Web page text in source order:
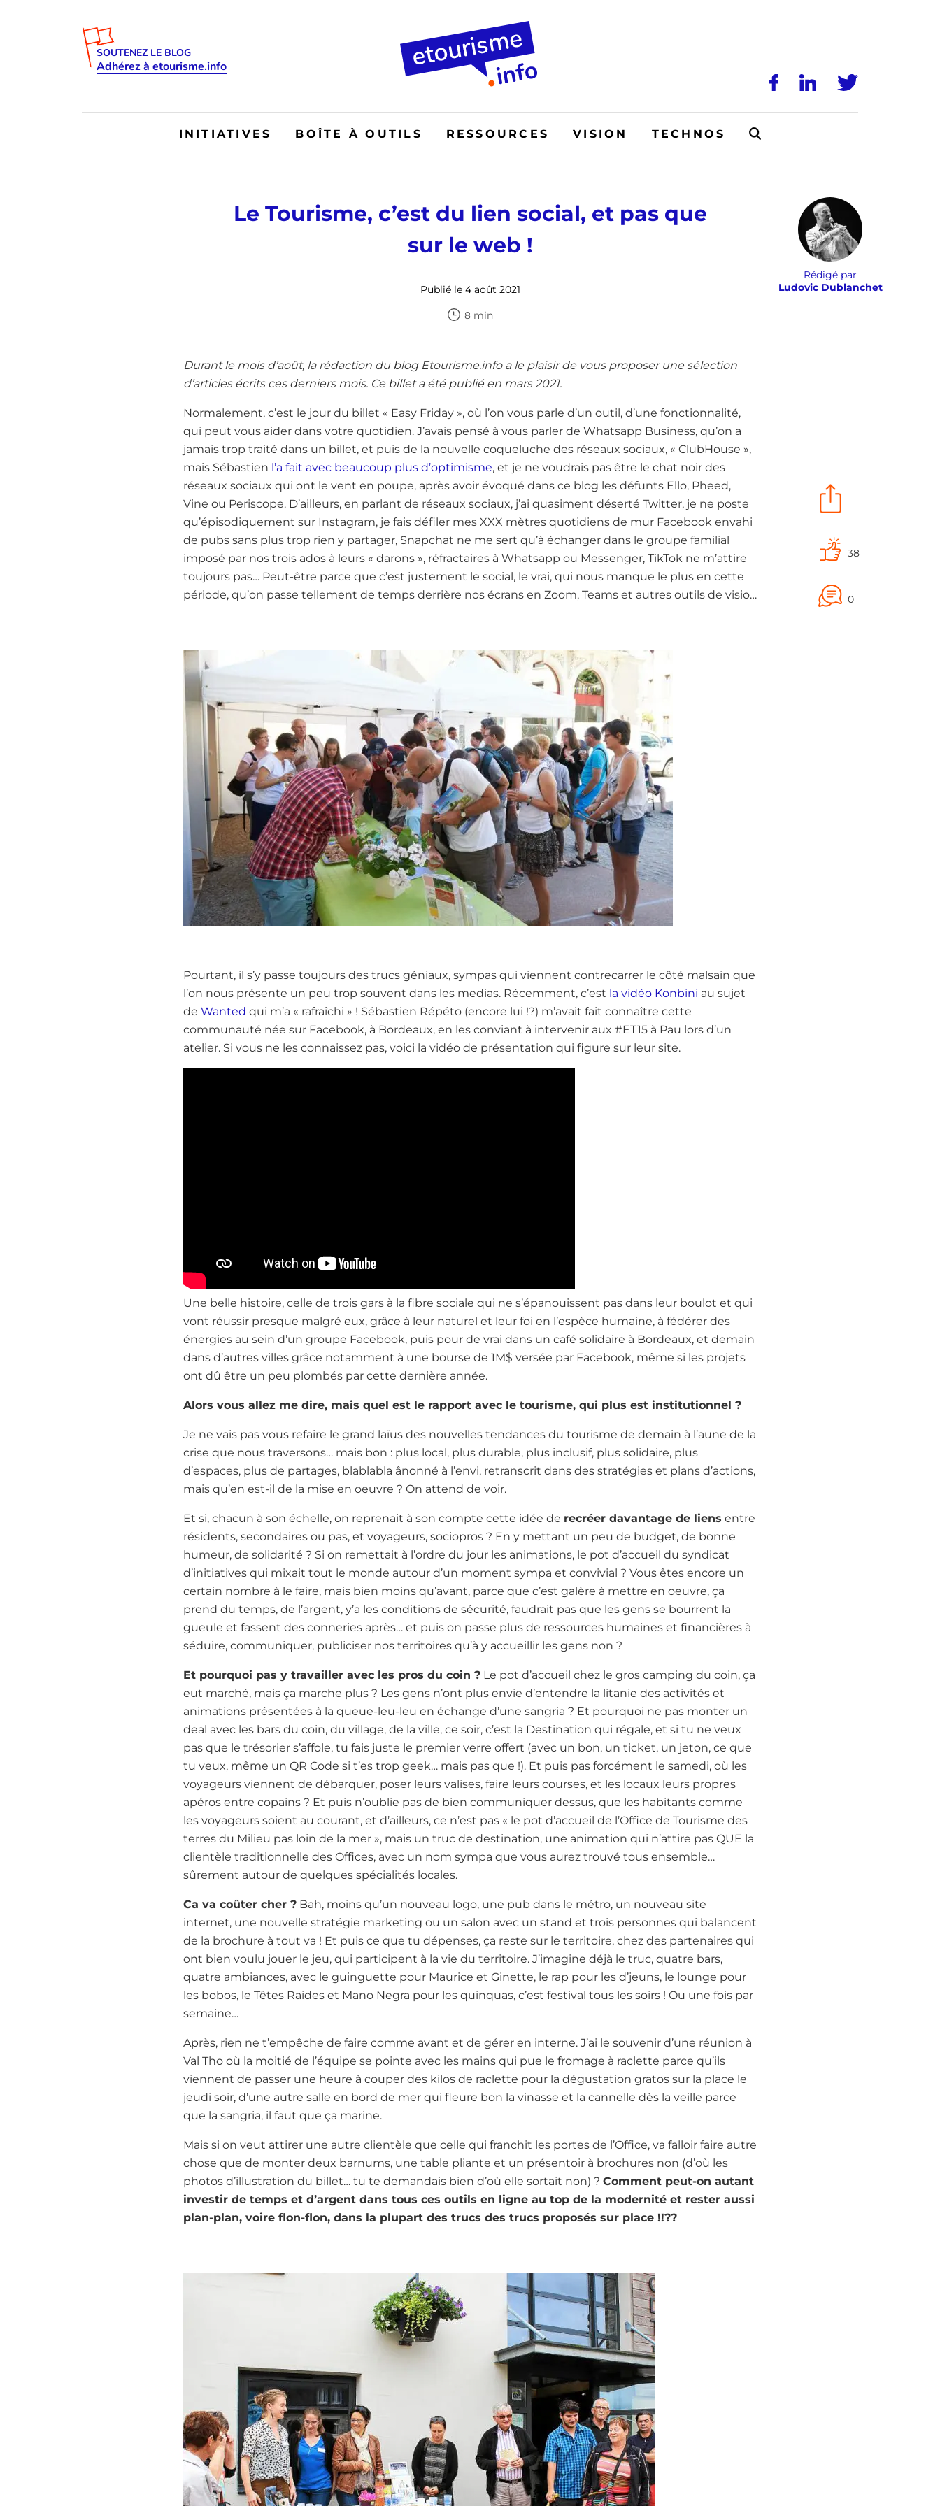
SOUTENEZ LE BLOG
Adhérez à etourisme.info
INITIATIVES BOÎTE À OUTILS RESSOURCES VISION TECHNOS
Le Tourisme, c’est du lien social, et pas que
sur le web !
Publié le 4 août 2021
8 min
Rédigé par
Ludovic Dublanchet
38
0
Durant le mois d’août, la rédaction du blog Etourisme.info a le plaisir de vous proposer une sélection
d’articles écrits ces derniers mois. Ce billet a été publié en mars 2021.
Normalement, c’est le jour du billet « Easy Friday », où l’on vous parle d’un outil, d’une fonctionnalité,
qui peut vous aider dans votre quotidien. J’avais pensé à vous parler de Whatsapp Business, qu’on a
jamais trop traité dans un billet, et puis de la nouvelle coqueluche des réseaux sociaux, « ClubHouse »,
mais Sébastien l’a fait avec beaucoup plus d’optimisme, et je ne voudrais pas être le chat noir des
réseaux sociaux qui ont le vent en poupe, après avoir évoqué dans ce blog les défunts Ello, Pheed,
Vine ou Periscope. D’ailleurs, en parlant de réseaux sociaux, j’ai quasiment déserté Twitter, je ne poste
qu’épisodiquement sur Instagram, je fais défiler mes XXX mètres quotidiens de mur Facebook envahi
de pubs sans plus trop rien y partager, Snapchat ne me sert qu’à échanger dans le groupe familial
imposé par nos trois ados à leurs « darons », réfractaires à Whatsapp ou Messenger, TikTok ne m’attire
toujours pas… Peut-être parce que c’est justement le social, le vrai, qui nous manque le plus en cette
période, qu’on passe tellement de temps derrière nos écrans en Zoom, Teams et autres outils de visio…
Pourtant, il s’y passe toujours des trucs géniaux, sympas qui viennent contrecarrer le côté malsain que
l’on nous présente un peu trop souvent dans les medias. Récemment, c’est la vidéo Konbini au sujet
de Wanted qui m’a « rafraîchi » ! Sébastien Répéto (encore lui !?) m’avait fait connaître cette
communauté née sur Facebook, à Bordeaux, en les conviant à intervenir aux #ET15 à Pau lors d’un
atelier. Si vous ne les connaissez pas, voici la vidéo de présentation qui figure sur leur site.
Une belle histoire, celle de trois gars à la fibre sociale qui ne s’épanouissent pas dans leur boulot et qui
vont réussir presque malgré eux, grâce à leur naturel et leur foi en l’espèce humaine, à fédérer des
énergies au sein d’un groupe Facebook, puis pour de vrai dans un café solidaire à Bordeaux, et demain
dans d’autres villes grâce notamment à une bourse de 1M$ versée par Facebook, même si les projets
ont dû être un peu plombés par cette dernière année.
Alors vous allez me dire, mais quel est le rapport avec le tourisme, qui plus est institutionnel ?
Je ne vais pas vous refaire le grand laïus des nouvelles tendances du tourisme de demain à l’aune de la
crise que nous traversons… mais bon : plus local, plus durable, plus inclusif, plus solidaire, plus
d’espaces, plus de partages, blablabla ânonné à l’envi, retranscrit dans des stratégies et plans d’actions,
mais qu’en est-il de la mise en oeuvre ? On attend de voir.
Et si, chacun à son échelle, on reprenait à son compte cette idée de recréer davantage de liens entre
résidents, secondaires ou pas, et voyageurs, sociopros ? En y mettant un peu de budget, de bonne
humeur, de solidarité ? Si on remettait à l’ordre du jour les animations, le pot d’accueil du syndicat
d’initiatives qui mixait tout le monde autour d’un moment sympa et convivial ? Vous êtes encore un
certain nombre à le faire, mais bien moins qu’avant, parce que c’est galère à mettre en oeuvre, ça
prend du temps, de l’argent, y’a les conditions de sécurité, faudrait pas que les gens se bourrent la
gueule et fassent des conneries après… et puis on passe plus de ressources humaines et financières à
séduire, communiquer, publiciser nos territoires qu’à y accueillir les gens non ?
Et pourquoi pas y travailler avec les pros du coin ? Le pot d’accueil chez le gros camping du coin, ça
eut marché, mais ça marche plus ? Les gens n’ont plus envie d’entendre la litanie des activités et
animations présentées à la queue-leu-leu en échange d’une sangria ? Et pourquoi ne pas monter un
deal avec les bars du coin, du village, de la ville, ce soir, c’est la Destination qui régale, et si tu ne veux
pas que le trésorier s’affole, tu fais juste le premier verre offert (avec un bon, un ticket, un jeton, ce que
tu veux, même un QR Code si t’es trop geek… mais pas que !). Et puis pas forcément le samedi, où les
voyageurs viennent de débarquer, poser leurs valises, faire leurs courses, et les locaux leurs propres
apéros entre copains ? Et puis n’oublie pas de bien communiquer dessus, que les habitants comme
les voyageurs soient au courant, et d’ailleurs, ce n’est pas « le pot d’accueil de l’Office de Tourisme des
terres du Milieu pas loin de la mer », mais un truc de destination, une animation qui n’attire pas QUE la
clientèle traditionnelle des Offices, avec un nom sympa que vous aurez trouvé tous ensemble…
sûrement autour de quelques spécialités locales.
Ca va coûter cher ? Bah, moins qu’un nouveau logo, une pub dans le métro, un nouveau site
internet, une nouvelle stratégie marketing ou un salon avec un stand et trois personnes qui balancent
de la brochure à tout va ! Et puis ce que tu dépenses, ça reste sur le territoire, chez des partenaires qui
ont bien voulu jouer le jeu, qui participent à la vie du territoire. J’imagine déjà le truc, quatre bars,
quatre ambiances, avec le guinguette pour Maurice et Ginette, le rap pour les d’jeuns, le lounge pour
les bobos, le Têtes Raides et Mano Negra pour les quinquas, c’est festival tous les soirs ! Ou une fois par
semaine…
Après, rien ne t’empêche de faire comme avant et de gérer en interne. J’ai le souvenir d’une réunion à
Val Tho où la moitié de l’équipe se pointe avec les mains qui pue le fromage à raclette parce qu’ils
viennent de passer une heure à couper des kilos de raclette pour la dégustation gratos sur la place le
jeudi soir, d’une autre salle en bord de mer qui fleure bon la vinasse et la cannelle dès la veille parce
que la sangria, il faut que ça marine.
Mais si on veut attirer une autre clientèle que celle qui franchit les portes de l’Office, va falloir faire autre
chose que de monter deux barnums, une table pliante et un présentoir à brochures non (d’où les
photos d’illustration du billet… tu te demandais bien d’où elle sortait non) ? Comment peut-on autant
investir de temps et d’argent dans tous ces outils en ligne au top de la modernité et rester aussi
plan-plan, voire flon-flon, dans la plupart des trucs des trucs proposés sur place !!??